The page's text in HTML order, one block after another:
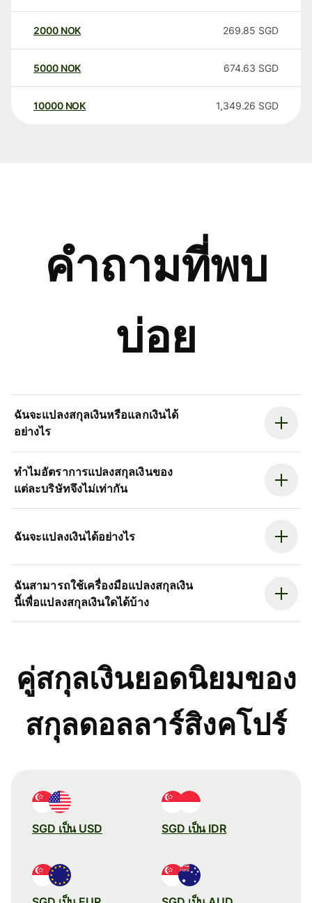
2000 NOK 269.85 SGD
5000 NOK 674.63 SGD
10000 NOK 1,349.26 SGD
คำถามที่พบ
บ่อย
ฉันจะแปลงสกุลเงินหรือแลกเงินได้
อย่างไร
ทำไมอัตราการแปลงสกุลเงินของ
แต่ละบริษัทจึงไม่เท่ากัน
ฉันจะแปลงเงินได้อย่างไร
ฉันสามารถใช้เครื่องมือแปลงสกุลเงิน
นี้เพื่อแปลงสกุลเงินใดได้บ้าง
คู่สกุลเงินยอดนิยมของ
สกุลดอลลาร์สิงคโปร์
SGD เป็น USD SGD เป็น IDR